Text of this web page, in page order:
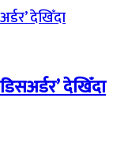
देखिँदा